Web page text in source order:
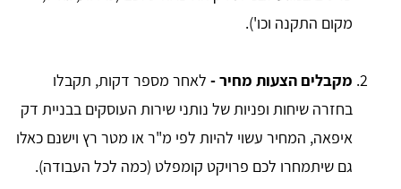
מקום התקנה וכו').
מקבלים הצעות מחיר - לאחר מספר דקות, תקבלו
בחזרה שיחות ופניות של נותני שירות העוסקים בבניית דק
איפאה, המחיר עשוי להיות לפי מ"ר או מטר רץ וישנם כאלו
גם שיתמחרו לכם פרויקט קומפלט (כמה לכל העבודה).